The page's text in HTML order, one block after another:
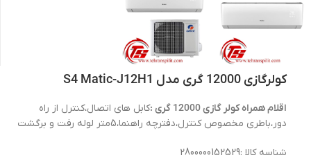
کولرگازی 12000 گری مدل S4 Matic-J12H1
اقلام همراه کولر گازی 12000 گری :
کابل های اتصال،کنترل از راه
دور،باطری مخصوص کنترل،دفترچه راهنما،5متر لوله رفت و برگشت
شناسه کالا :2800000152529